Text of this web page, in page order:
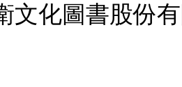
文化圖書股份